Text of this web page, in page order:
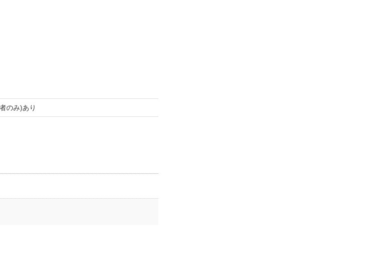
のみ)あり